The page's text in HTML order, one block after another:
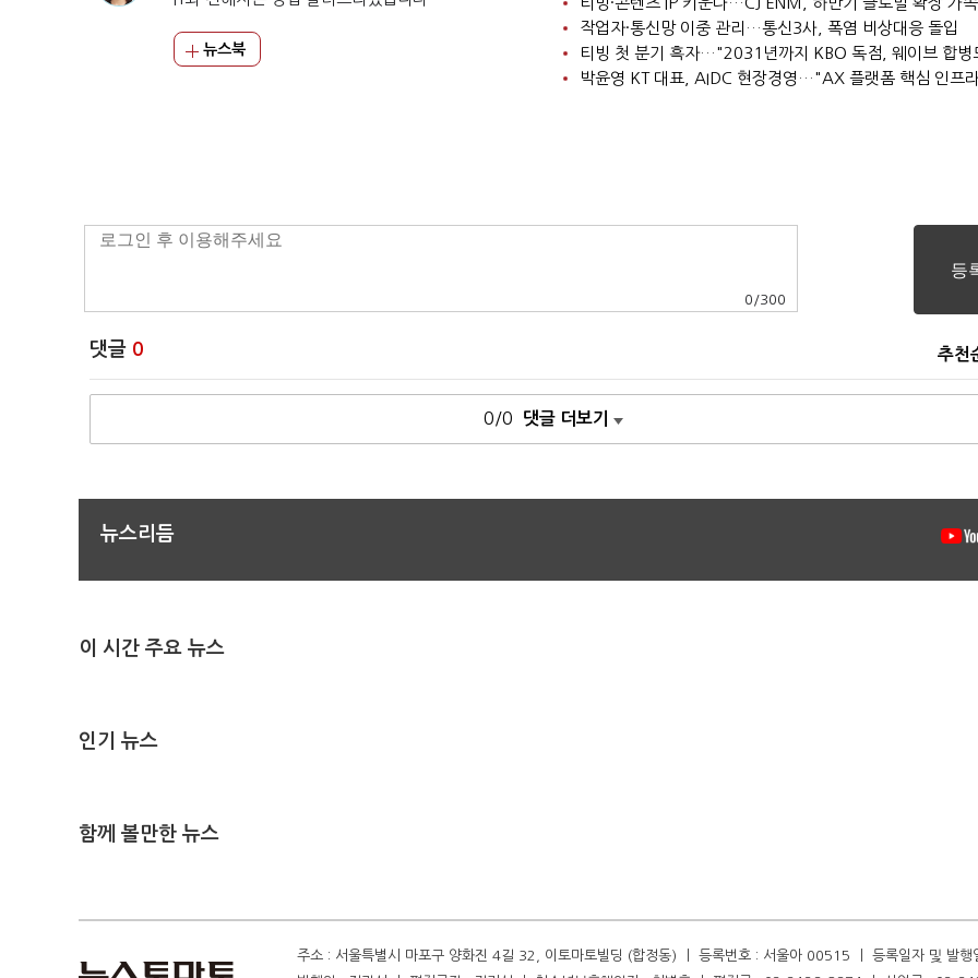
뉴스북
작업자·통신망 이중 관리…통신3사, 폭염 비상대응 돌입
0 /300
댓글 0 추천
0/0 댓글 더보기
뉴스리듬
이 시간 주요 뉴스
인기 뉴스
함께 볼만한 뉴스
주소 : 서울특별시 마포구 양화진 4길 32, 이토마토빌딩 (합정동) ㅣ 등록번호 : 서울아 00515 ㅣ 등록일자 및 발